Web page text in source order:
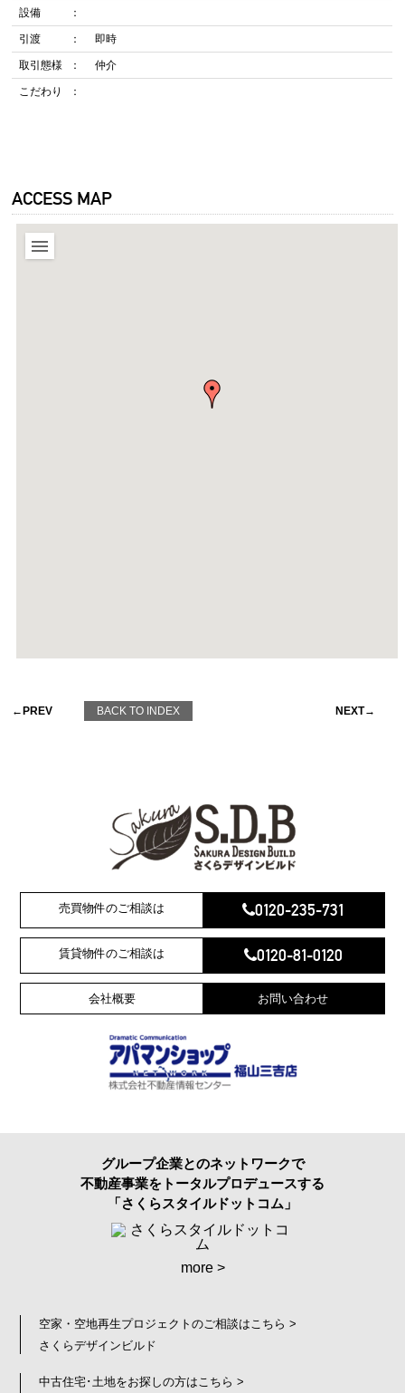
設備
引渡 即時
取引態様 仲介
こだわり
ACCESS MAP
←PREV BACK TO INDEX NEXT→
売買物件のご相談は 0120-235-731
賃貸物件のご相談は 0120-81-0120
会社概要 お問い合わせ
グループ企業とのネットワークで
不動産事業をトータルプロデュースする
「さくらスタイルドットコム」
more >
空家・空地再生プロジェクトのご相談はこちら >
さくらデザインビルド
中古住宅･土地をお探しの方はこちら >